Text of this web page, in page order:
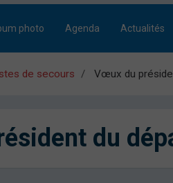
photo Agenda Actualités
de secours Vœux du
du